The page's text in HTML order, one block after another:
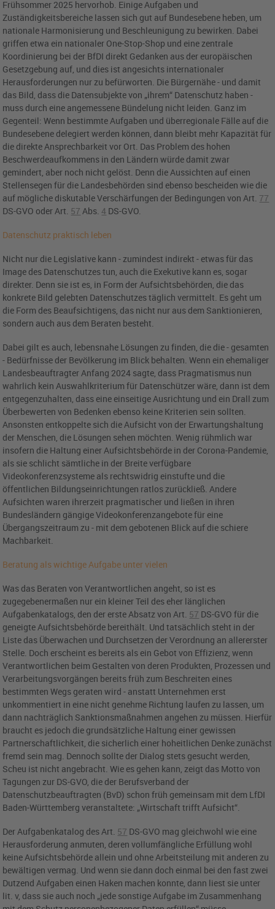
Frühsommer 2025 hervorhob. Einige Aufgaben und
Zuständigkeitsbereiche lassen sich gut auf Bundesebene heben, um
nationale Harmonisierung und Beschleunigung zu bewirken. Dabei
griffen etwa ein nationaler One-Stop-Shop und eine zentrale
Koordinierung bei der BfDI direkt Gedanken aus der europäischen
Gesetzgebung auf, und dies ist angesichts internationaler
Herausforderungen nur zu befürworten. Die Bürgernähe - und damit
das Bild, dass die Datensubjekte von „ihrem“ Datenschutz haben -
muss durch eine angemessene Bündelung nicht leiden. Ganz im
Gegenteil: Wenn bestimmte Aufgaben und überregionale Fälle auf die
Bundesebene delegiert werden können, dann bleibt mehr Kapazität für
die direkte Ansprechbarkeit vor Ort. Das Problem des hohen
Beschwerdeaufkommens in den Ländern würde damit zwar
gemindert, aber noch nicht gelöst. Denn die Aussichten auf einen
Stellensegen für die Landesbehörden sind ebenso bescheiden wie die
auf mögliche diskutable Verschärfungen der Bedingungen vonArt. 77
DS-GVO oder Art. 57 Abs. 4 DS-GVO.
Datenschutz praktisch leben
Nicht nur die Legislative kann - zumindest indirekt - etwas für das
Image des Datenschutzes tun, auch die Exekutive kann es, sogar
direkter. Denn sie ist es, in Form der Aufsichtsbehörden, die das
konkrete Bild gelebten Datenschutzes täglich vermittelt. Es geht um
die Form des Beaufsichtigens, das nicht nur aus dem Sanktionieren,
sondern auch aus dem Beraten besteht.
Dabei gilt es auch, lebensnahe Lösungen zu finden, die die - gesamten
- Bedürfnisse der Bevölkerung im Blick behalten. Wenn ein ehemaliger
Landesbeauftragter Anfang 2024 sagte, dass Pragmatismus nun
wahrlich kein Auswahlkriterium für Datenschützer wäre, dann ist dem
entgegenzuhalten, dass eine einseitige Ausrichtung und ein Drall zum
Überbewerten von Bedenken ebenso keine Kriterien sein sollten.
Ansonsten entkoppelte sich die Aufsicht von der Erwartungshaltung
der Menschen, die Lösungen sehen möchten. Wenig rühmlich war
insofern die Haltung einer Aufsichtsbehörde in der Corona-Pandemie,
als sie schlicht sämtliche in der Breite verfügbare
Videokonferenzsysteme als rechtswidrig einstufte und die
öffentlichen Bildungseinrichtungen ratlos zurückließ. Andere
Aufsichten waren ihrerzeit pragmatischer und ließen in ihren
Bundesländern gängige Videokonferenzangebote für eine
Übergangszeitraum zu - mit dem gebotenen Blick auf die schiere
Machbarkeit.
Beratung als wichtige Aufgabe unter vielen
Was das Beraten von Verantwortlichen angeht, so ist es
zugegebenermaßen nur ein kleiner Teil des eher länglichen
Aufgabenkatalogs, den der erste Absatz vonArt. 57 DS-GVO für die
geneigte Aufsichtsbehörde bereithält. Und tatsächlich steht in der
Liste das Überwachen und Durchsetzen der Verordnung an allererster
Stelle. Doch erscheint es bereits als ein Gebot von Effizienz, wenn
Verantwortlichen beim Gestalten von deren Produkten, Prozessen und
Verarbeitungsvorgängen bereits früh zum Beschreiten eines
bestimmten Wegs geraten wird - anstatt Unternehmen erst
unkommentiert in eine nicht genehme Richtung laufen zu lassen, um
dann nachträglich Sanktionsmaßnahmen angehen zu müssen. Hierfür
braucht es jedoch die grundsätzliche Haltung einer gewissen
Partnerschaftlichkeit, die sicherlich einer hoheitlichen Denke zunächst
fremd sein mag. Dennoch sollte der Dialog stets gesucht werden,
Scheu ist nicht angebracht. Wie es gehen kann, zeigt das Motto von
Tagungen zur DS-GVO, die der Berufsverband der
Datenschutzbeauftragten (BvD) schon früh gemeinsam mit dem LfDI
Baden-Württemberg veranstaltete: „Wirtschaft trifft Aufsicht“.
Der Aufgabenkatalog desArt. 57 DS-GVO mag gleichwohl wie eine
Herausforderung anmuten, deren vollumfängliche Erfüllung wohl
keine Aufsichtsbehörde allein und ohne Arbeitsteilung mit anderen zu
bewältigen vermag. Und wenn sie dann doch einmal bei den fast zwei
Dutzend Aufgaben einen Haken machen konnte, dann liest sie unter
lit. v, dass sie auch noch „jede sonstige Aufgabe im Zusammenhang